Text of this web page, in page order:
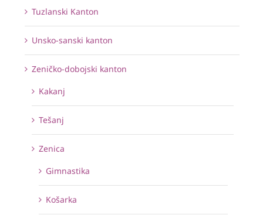
Tuzlanski Kanton
Unsko-sanski kanton
Zeničko-dobojski kanton
Kakanj
Tešanj
Zenica
Gimnastika
Košarka